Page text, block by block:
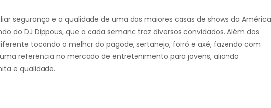
segurança e a qualidade de uma das maiores casas de shows da América
do DJ Dippous, que a cada semana traz diversos convidados. Além dos
tocando o melhor do pagode, sertanejo, forró e axé, fazendo com
referência no mercado de entretenimento para jovens, aliando
e qualidade.